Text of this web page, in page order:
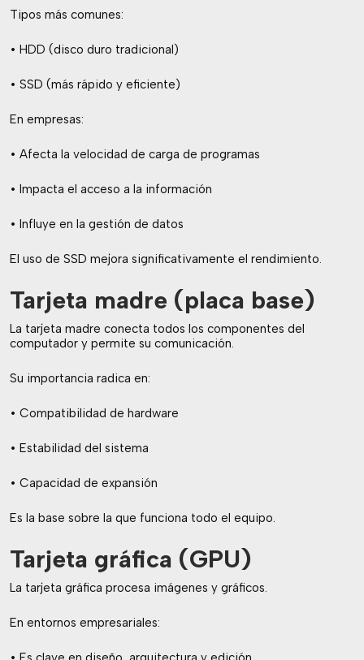
Tipos más comunes:
• HDD (disco duro tradicional)
• SSD (más rápido y eficiente)
En empresas:
• Afecta la velocidad de carga de programas
• Impacta el acceso a la información
• Influye en la gestión de datos
El uso de SSD mejora significativamente el rendimiento.
Tarjeta madre (placa base)
La tarjeta madre conecta todos los componentes del
computador y permite su comunicación.
Su importancia radica en:
• Compatibilidad de hardware
• Estabilidad del sistema
• Capacidad de expansión
Es la base sobre la que funciona todo el equipo.
Tarjeta gráfica (GPU)
La tarjeta gráfica procesa imágenes y gráficos.
En entornos empresariales: